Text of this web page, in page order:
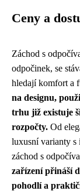
Ceny a
Záchod s
odpočinek, se
hledají komfort a
na designu,
trhu již existuje
rozpočty. Od
luxusní varianty s
záchod s
zařízení přináší
pohodlí a